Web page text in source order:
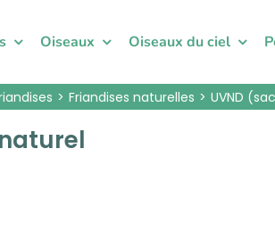
Oiseaux Oiseaux du ciel
Friandises naturelles UVND